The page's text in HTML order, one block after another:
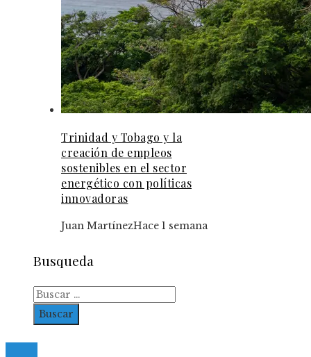
Trinidad y Tobago y la
creación de empleos
sostenibles en el sector
energético con políticas
innovadoras
Juan MartínezHace 1 semana
Busqueda
Buscar: